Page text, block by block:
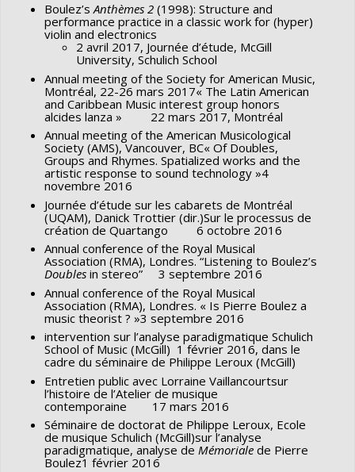
Boulez’sAnthèmes 2 (1998): Structure and
performance practice in a classic work for (hyper)
violin and electronics
2 avril 2017, Journée d’étude, McGill
University, Schulich School
Annual meeting of the Society for American Music,
Montréal, 22-26 mars 2017« The Latin American
and Caribbean Music interest group honors
alcides lanza » 22 mars 2017, Montréal
Annual meeting of the American Musicological
Society (AMS), Vancouver, BC« Of Doubles,
Groups and Rhymes. Spatialized works and the
artistic response to sound technology »4
novembre 2016
Journée d’étude sur les cabarets de Montréal
(UQAM), Danick Trottier (dir.)Sur le processus de
création de Quartango 6 octobre 2016
Annual conference of the Royal Musical
Association (RMA), Londres. “Listening to Boulez’s
Doubles in stereo” 3 septembre 2016
Annual conference of the Royal Musical
Association (RMA), Londres. « Is Pierre Boulez a
music theorist ? »3 septembre 2016
intervention sur l’analyse paradigmatique Schulich
School of Music (McGill) 1 février 2016, dans le
cadre du séminaire de Philippe Leroux (McGill)
Entretien public avec Lorraine Vaillancourtsur
l’histoire de l’Atelier de musique
contemporaine 17 mars 2016
Séminaire de doctorat de Philippe Leroux, Ecole
de musique Schulich (McGill)sur l’analyse
paradigmatique, analyse de Mémoriale de Pierre
Boulez1 février 2016